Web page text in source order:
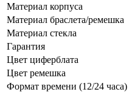
Материал корпуса
Материал браслета/ремешка
Материал стекла
Гарантия
Цвет циферблата
Цвет ремешка
Формат времени (12/24 часа)